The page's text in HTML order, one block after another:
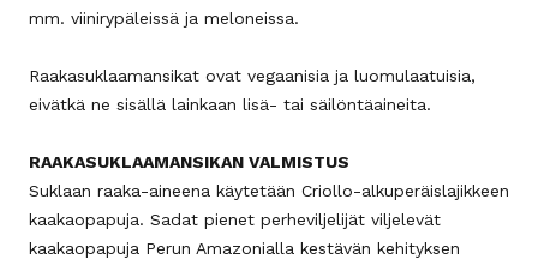
mm. viinirypäleissä ja meloneissa.
Raakasuklaamansikat ovat vegaanisia ja luomulaatuisia,
eivätkä ne sisällä lainkaan lisä- tai säilöntäaineita.
RAAKASUKLAAMANSIKAN VALMISTUS
Suklaan raaka-aineena käytetään Criollo-alkuperäislajikkeen
kaakaopapuja. Sadat pienet perheviljelijät viljelevät
kaakaopapuja Perun Amazonialla kestävän kehityksen